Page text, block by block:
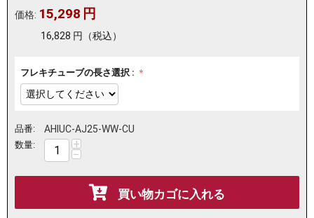
価格: 15,298 円
16,828 円 （税込）
フレキチューブの長さ選択 :
品番: AHIUC-AJ25-WW-CU
数量: +
−
買い物カゴに入れる